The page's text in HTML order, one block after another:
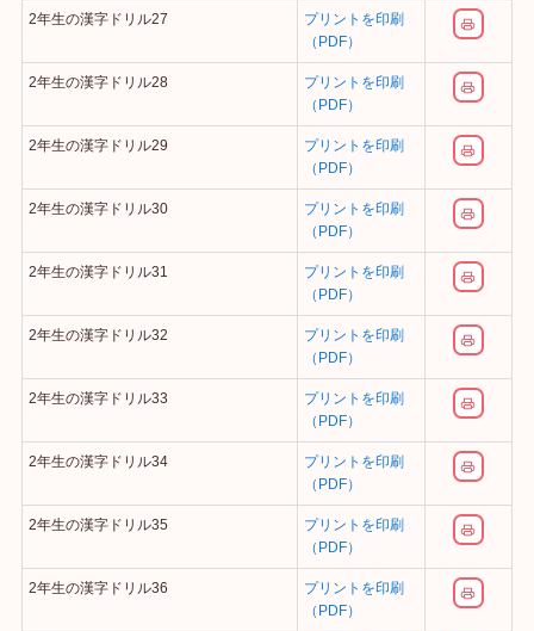
2年生の漢字ドリル27
プリントを印刷
（PDF）
2年生の漢字ドリル28
プリントを印刷
（PDF）
2年生の漢字ドリル29
プリントを印刷
（PDF）
2年生の漢字ドリル30
プリントを印刷
（PDF）
2年生の漢字ドリル31
プリントを印刷
（PDF）
2年生の漢字ドリル32
プリントを印刷
（PDF）
2年生の漢字ドリル33
プリントを印刷
（PDF）
2年生の漢字ドリル34
プリントを印刷
（PDF）
2年生の漢字ドリル35
プリントを印刷
（PDF）
2年生の漢字ドリル36
プリントを印刷
（PDF）